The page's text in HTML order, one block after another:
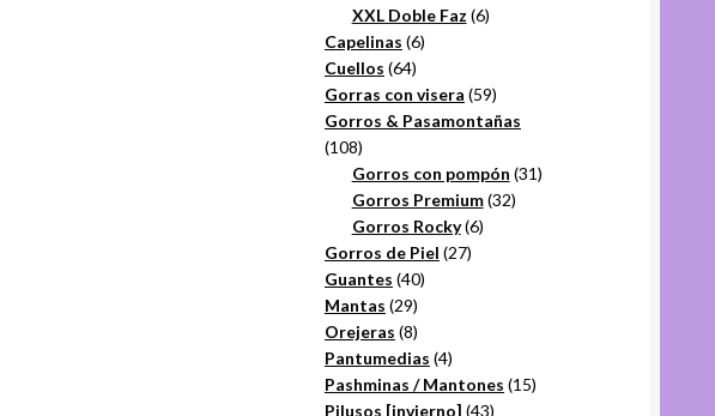
productos
XXL Doble Faz 66
Capelinas 66
Cuellos 6464
productos
Gorras con visera 5959
productos
Gorros & Pasamontañas
108108
productos
Gorros con pompón 3131
Gorros Premium 3232
Gorros Rocky 66
Gorros de Piel 2727
Guantes 4040
Mantas 2929
productos
Orejeras 88
productos
Pantumedias 44
productos
Pashminas / Mantones 1515
Pilusos [invierno] 4343